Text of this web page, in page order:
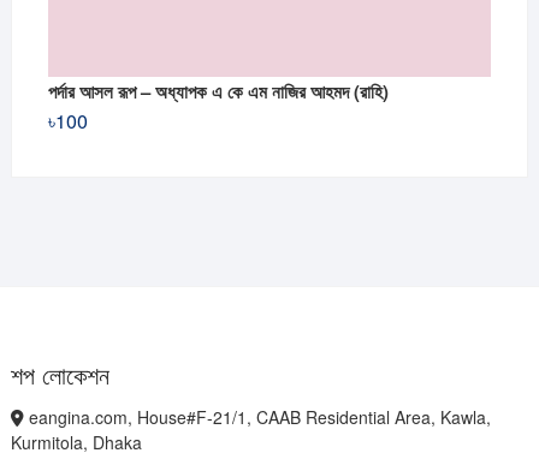
পর্দার আসল রূপ – অধ্যাপক এ কে এম নাজির আহমদ (রাহি)
৳100
শপ লোকেশন
eangina.com, House#F-21/1, CAAB Residential Area, Kawla,
Kurmitola, Dhaka